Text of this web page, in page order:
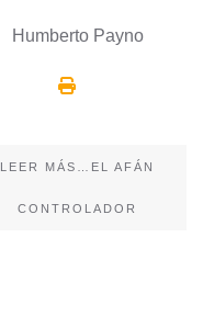
Humberto Payno
LEER MÁS…EL AFÁN
CONTROLADOR